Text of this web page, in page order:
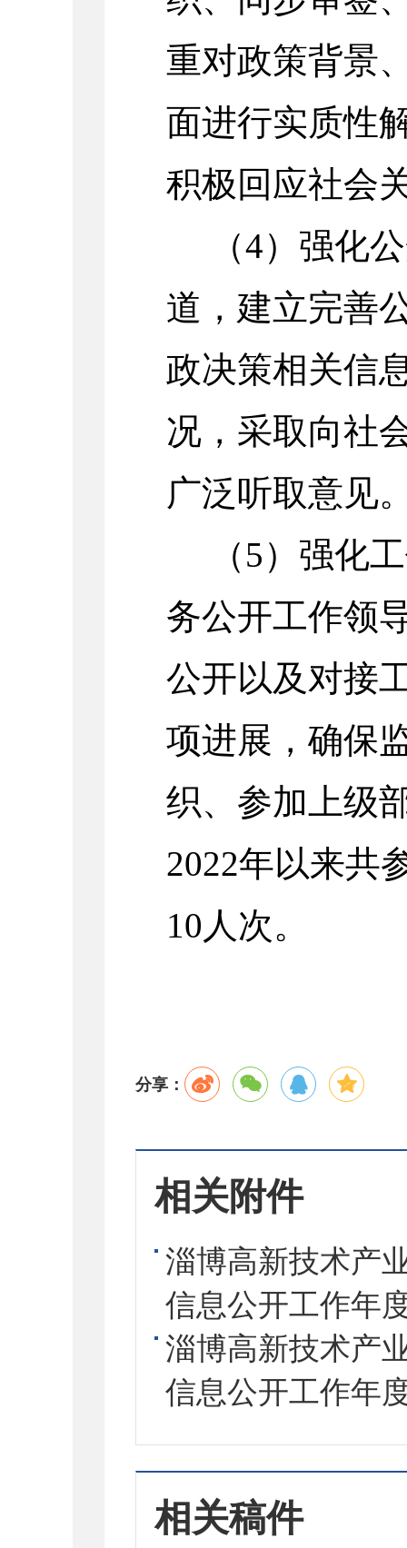
重对政策背景
面进行实质性
积极回应社会
（4）强化
道，建立完善
政决策相关信
况，采取向社
广泛听取意见
（5）强化
务公开工作领
公开以及对接
项进展，确保
织、参加上级
2022年以来共
10 人次。
分享：
相关附件
淄博高新技术产
信息公开工作年
淄博高新技术产
信息公开工作年
相关稿件